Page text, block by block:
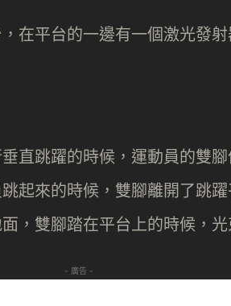
在平台的一邊有一個激光發
直跳躍的時候，運動員的雙
起來的時候，雙腳離開了跳
，雙腳踏在平台上的時候，光
- 廣告 -